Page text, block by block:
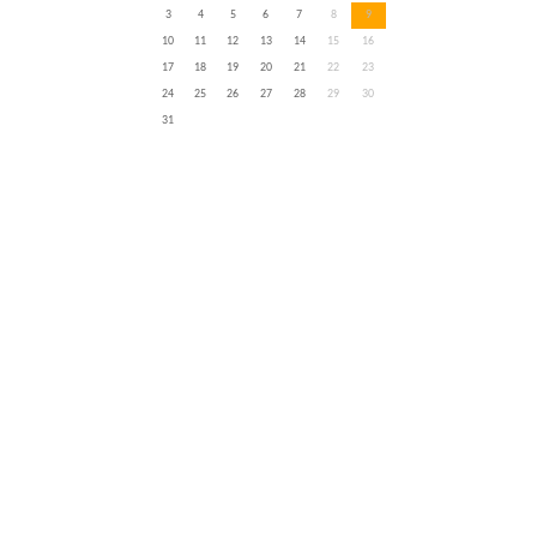
3
4 5 6 7 8
9
10
11 12 13 14 15
16
17
18 19 20 21 22
23
24
25 26 27 28 29
30
31